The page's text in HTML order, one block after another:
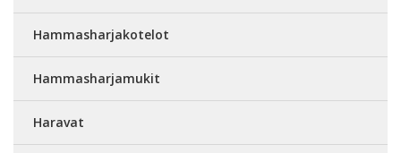
Hammasharjakotelot
Hammasharjamukit
Haravat